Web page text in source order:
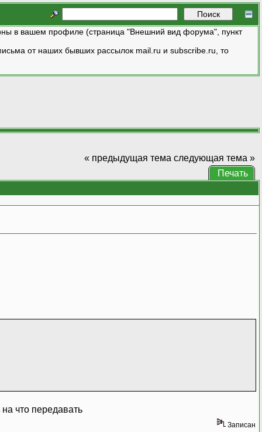
в вашем профиле (страница "Внешний вид форума", пункт
от наших бывших рассылок mail.ru и subscribe.ru, то
« предыдущая тема следующая тема »
Печать
что передавать
Записан